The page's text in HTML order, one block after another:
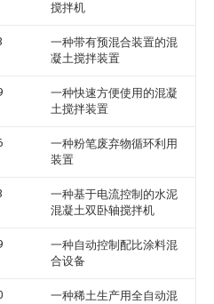
搅拌机
一种带有预混合装置的混
凝土搅拌装置
一种快速方便使用的混凝
土搅拌装置
一种粉笔废弃物循环利用
装置
一种基于电流控制的水泥
混凝土双卧轴搅拌机
一种自动控制配比涂料混
合设备
一种稀土生产用全自动混